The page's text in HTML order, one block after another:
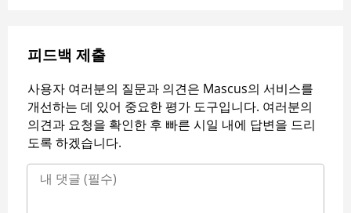
피드백 제출
사용자 여러분의 질문과 의견은 Mascus의 서비스를
개선하는 데 있어 중요한 평가 도구입니다. 여러분의
의견과 요청을 확인한 후 빠른 시일 내에 답변을 드리
도록 하겠습니다.